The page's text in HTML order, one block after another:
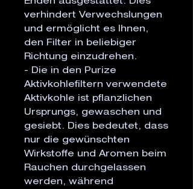
verhindert Verwechslungen
und ermöglicht es Ihnen,
den Filter in beliebiger
Richtung einzudrehen.
- Die in den Purize
Aktivkohlefiltern verwendete
Aktivkohle ist pflanzlichen
Ursprungs, gewaschen und
gesiebt. Dies bedeutet, dass
nur die gewünschten
Wirkstoffe und Aromen beim
Rauchen durchgelassen
werden, während